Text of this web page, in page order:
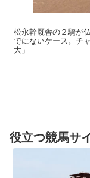
松永幹厩舎の２騎が
でにないケース。チ
大」
役立つ競馬サ